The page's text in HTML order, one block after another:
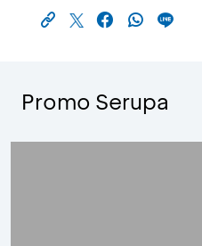
Promo Serupa